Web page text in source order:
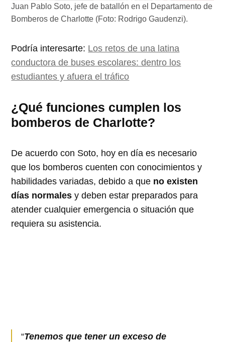
Juan Pablo Soto, jefe de batallón en el Departamento de
Bomberos de Charlotte (Foto: Rodrigo Gaudenzi).
Podría interesarte: Los retos de una latina
conductora de buses escolares: dentro los
estudiantes y afuera el tráfico
¿Qué funciones cumplen los
bomberos de Charlotte?
De acuerdo con Soto, hoy en día es necesario
que los bomberos cuenten con conocimientos y
habilidades variadas, debido a que no existen
días normales y deben estar preparados para
atender cualquier emergencia o situación que
requiera su asistencia.
“Tenemos que tener un exceso de